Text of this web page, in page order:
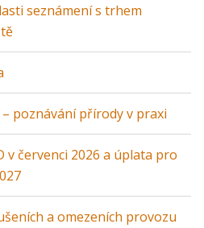
seznámení s trhem
poznávání přírody v praxi
v červenci 2026 a úplata pro
a omezeních provozu